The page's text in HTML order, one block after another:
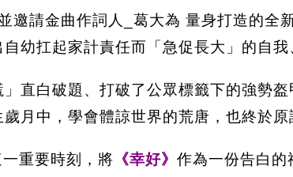
邀請金曲作詞人_葛大為 量身打造的全
幼扛起家計責任而「急促長大」的自我
直白破題、打破了公眾標籤下的強勢
月中，學會體諒世界的荒唐，也終於原
重要時刻，將 《幸好》 作為一份告白的